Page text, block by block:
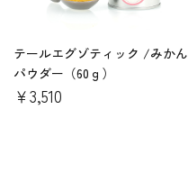
テールエグゾティック /みかん
パウダー（60ｇ）
￥3,510